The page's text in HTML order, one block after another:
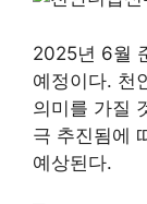
2025년 6월
예정이다. 천
의미를 가질
극 추진됨에
예상된다.